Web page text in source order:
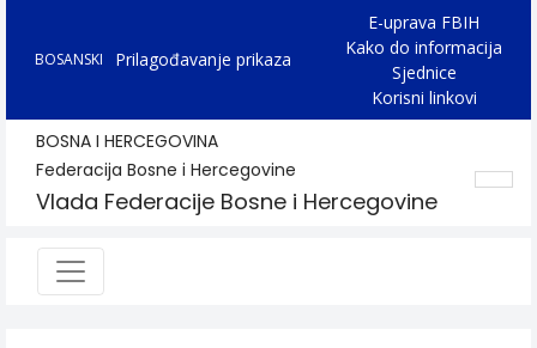
BOSANSKI Prilagođavanje prikaza
E-uprava FBIH
Kako do informacija
Sjednice
Korisni linkovi
BOSNA I HERCEGOVINA
Federacija Bosne i Hercegovine
Vlada Federacije Bosne i Hercegovine